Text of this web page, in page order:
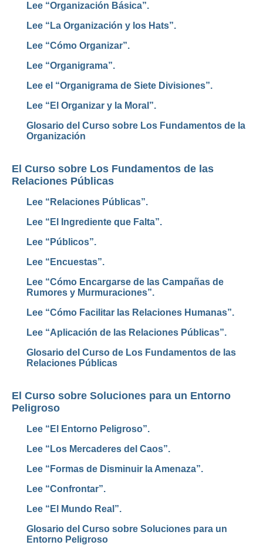
Lee “Organización Básica”.
Lee “La Organización y los Hats”.
Lee “Cómo Organizar”.
Lee “Organigrama”.
Lee el “Organigrama de Siete Divisiones”.
Lee “El Organizar y la Moral”.
Glosario del Curso sobre Los Fundamentos de la
Organización
El Curso sobre Los Fundamentos de las
Relaciones Públicas
Lee “Relaciones Públicas”.
Lee “El
Ingrediente que Falta”.
Lee “Públicos”.
Lee “Encuestas”.
Lee “Cómo Encargarse de las Campañas de
Rumores y Murmuraciones”.
Lee “Cómo Facilitar las Relaciones Humanas”.
Lee “Aplicación de las Relaciones Públicas”.
Glosario del Curso de Los Fundamentos de las
Relaciones Públicas
El Curso sobre Soluciones para un Entorno
Peligroso
Lee “El Entorno Peligroso”.
Lee “Los Mercaderes del Caos”.
Lee “Formas de Disminuir la Amenaza”.
Lee “Confrontar”.
Lee “El Mundo Real”.
Glosario del Curso sobre Soluciones para un
Entorno Peligroso